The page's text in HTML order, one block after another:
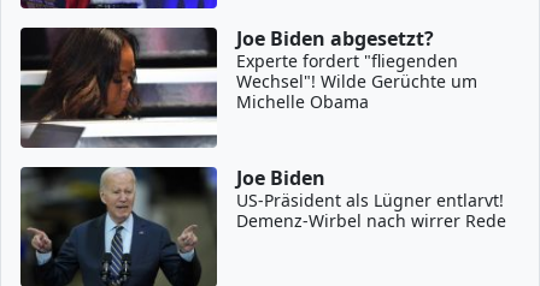
Joe Biden abgesetzt?
Experte fordert "fliegenden
Wechsel"! Wilde Gerüchte um
Michelle Obama
Joe Biden
US-Präsident als Lügner entlarvt!
Demenz-Wirbel nach wirrer Rede